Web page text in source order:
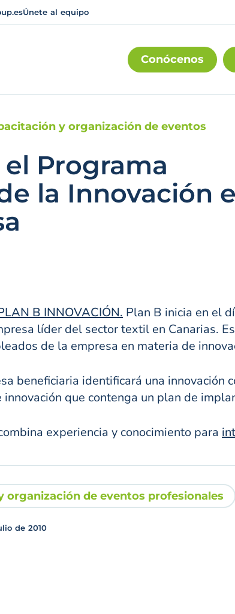
Únete al equipo
Conócenos
y organización de eventos
Programa
la Innovación
B INNOVACIÓN. Plan B inicia en el
líder del sector textil en Canarias.
de la empresa en materia de
beneficiaria identificará una
que contenga un plan de
experiencia y conocimiento para
organización de eventos profesionales
de 2010